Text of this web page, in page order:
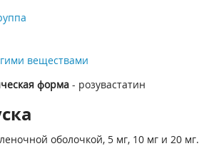
веществами
форма - розувастатин
оболочкой, 5 мг, 10 мг и 20 мг.